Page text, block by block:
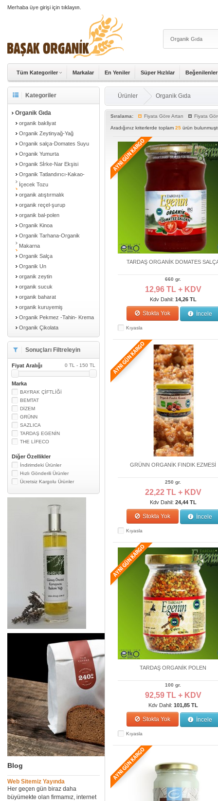
Merhaba üye girişi için tıklayın
Tüm Kategoriler Markalar En Yeniler Süper Hızlılar Beğenilenler
Kategoriler
Organik Gıda
organik bakliyat
Organik Zeytinyağ-Yağ
Organik salça-Domates Suyu
Organik Yumurta
Organik Sİrke-Nar Ekşisi
Organik Tatlandırıcı-Kakao-
İçecek Tozu
organik atıştırmalık
organik reçel-şurup
organik bal-polen
Organik Kinoa
Organik Tarhana-Organik
Makarna
Organik Salça
Organik Un
organik zeytin
organik sucuk
organik baharat
organik kuruyemiş
Organik Pekmez -Tahin- Krema
Organik Çikolata
Sonuçları Filtreleyin
Fiyat Aralığı 0 TL - 150 TL
Marka
BAYRAK ÇİFTLİĞİ
BEMTAT
DİZEM
GRÜNN
SAZLICA
TARDAŞ EGENİN
THE LİFECO
Diğer Özellikler
İndirimdeki Ürünler
Hızlı Gönderili Ürünler
Ücretsiz Kargolu Ürünler
Blog
Web Sitemiz Yayında
Her geçen gün biraz daha
büyümekte olan firmamız, internet
Ürünler Organik Gıda
Sıralama: Fiyata Göre Artan Fiyata
Aradığınız kriterlerde toplam 25 ürün
TARDAŞ ORGANİK DOMATES
660 gr.
12,96 TL + KDV
Kdv Dahil: 14,26 TL
Stokta Yok İncele
Kıyasla
GRÜNN ORGANİK FINDIK EZMESİ
250 gr.
22,22 TL + KDV
Kdv Dahil: 24,44 TL
Stokta Yok İncele
Kıyasla
TARDAŞ ORGANİK POLEN
100 gr.
92,59 TL + KDV
Kdv Dahil: 101,85 TL
Stokta Yok İncele
Kıyasla